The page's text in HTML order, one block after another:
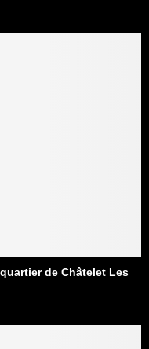
de Châtelet Les